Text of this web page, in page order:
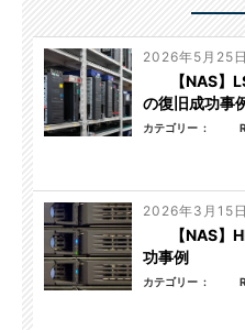
2026年5月25日
【NAS
の復旧成功事
カテゴリー
2026年3月15日
【NAS】
功事例
カテゴリー